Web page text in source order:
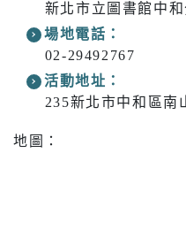
新北市立圖書館中
場地電話：
02-29492767
活動地址：
235新北市中和區南
地圖：